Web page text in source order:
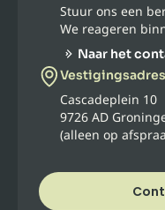
Stuur ons een
We reageren
Naar het
Vestigingsadres
Cascadeplein 10
9726 AD
(alleen op